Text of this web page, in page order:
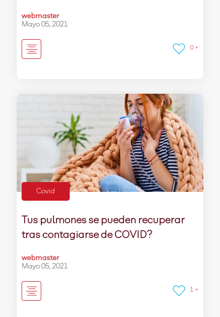
webmaster
Mayo 05, 2021
0 +
Covid
Tus pulmones se pueden recuperar
tras contagiarse de COVID?
webmaster
Mayo 05, 2021
1 +